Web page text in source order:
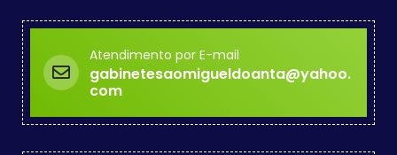
Atendimento por E-mail
gabinetesaomigueldoanta@yahoo.
com